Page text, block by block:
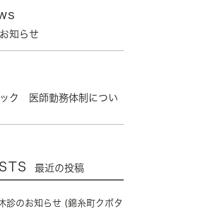
知らせ
ク 医師勤務体制につい
最近の投稿
診のお知らせ (錦糸町クボタ